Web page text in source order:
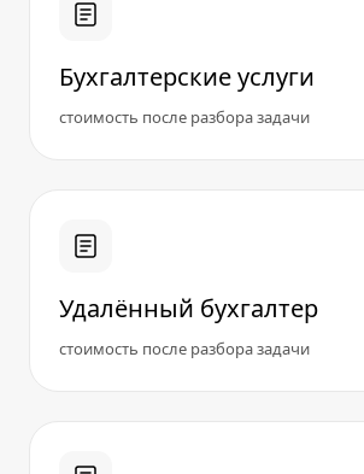
Бухгалтерские услуги
стоимость после разбора задачи
Удалённый бухгалтер
стоимость после разбора задачи